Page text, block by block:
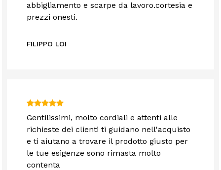
abbigliamento e scarpe da lavoro.cortesia e
prezzi onesti.
FILIPPO LOI
Gentilissimi, molto cordiali e attenti alle
richieste dei clienti ti guidano nell'acquisto
e ti aiutano a trovare il prodotto giusto per
le tue esigenze sono rimasta molto
contenta